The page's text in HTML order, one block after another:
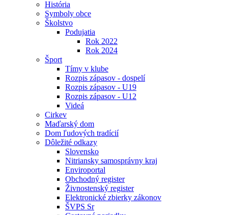
História
Symboly obce
Školstvo
Podujatia
Rok 2022
Rok 2024
Šport
Tímy v klube
Rozpis zápasov - dospelí
Rozpis zápasov - U19
Rozpis zápasov - U12
Videá
Cirkev
Maďarský dom
Dom ľudových tradícií
Dôležité odkazy
Slovensko
Nitriansky samosprávny kraj
Enviroportal
Obchodný register
Živnostenský register
Elektronické zbierky zákonov
ŠVPS Sr